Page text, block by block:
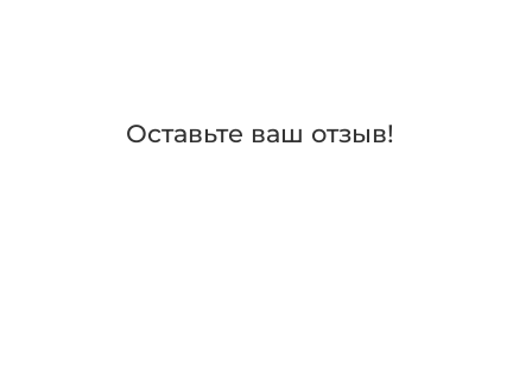
Оставьте ваш отзыв!